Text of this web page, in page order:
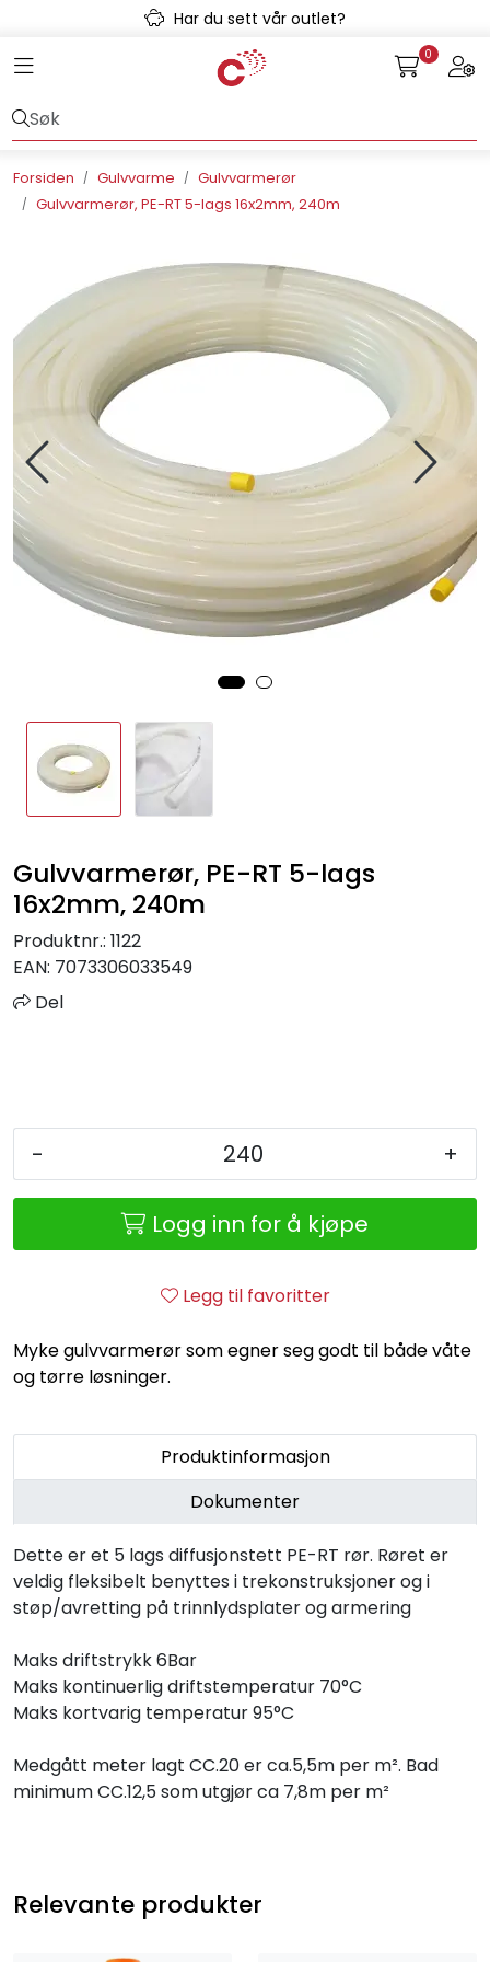
Skip to main contentHar du sett vår outlet?
Toggle navigation 0
Forsiden Gulvvarme
Gulvvarmerør
Gulvvarmerør, PE-RT 5-lags 16x2mm, 240m
Gulvvarmerør, PE-RT 5-lags
16x2mm, 240m
Produktnr.: 1122
EAN: 7073306033549
Del
- +
Logg inn for å kjøpe
Legg til favoritter
Myke gulvvarmerør som egner seg godt til både våte
og tørre løsninger.
Produktinformasjon
Dokumenter
Dette er et 5 lags diffusjonstett PE-RT rør. Røret er
veldig fleksibelt benyttes i trekonstruksjoner og i
støp/avretting på trinnlydsplater og armering
Maks driftstrykk 6Bar
Maks kontinuerlig driftstemperatur 70°C
Maks kortvarig temperatur 95°C
Medgått meter lagt CC.20 er ca.5,5m per m². Bad
minimum CC.12,5 som utgjør ca 7,8m per m²
Relevante produkter
Kulvert
Radonsikring
Rørsystemer
Snøsmelt
Sprinkler
Tappevann
Varmeanlegg
Outlet
Utgått av sortiment
Kontakt oss
Retur/reklamasjon